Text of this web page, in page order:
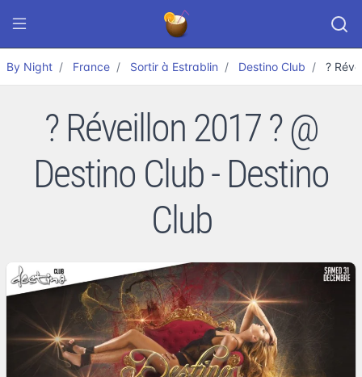
By Night France Sortir à Estrablin Destino Club ?
? Réveillon 2017 ? @
Destino Club - Destino
Club